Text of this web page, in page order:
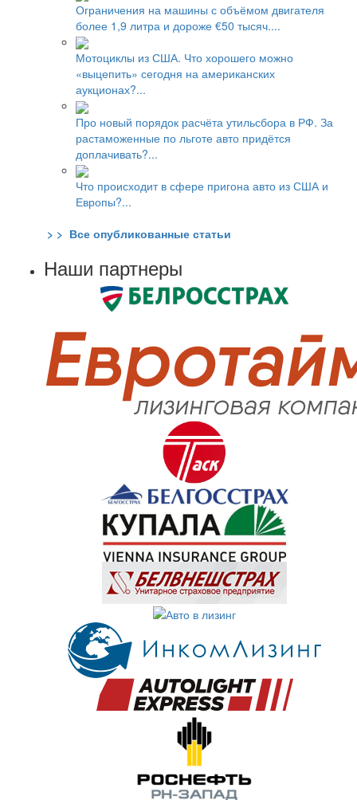
Ограничения на машины с объёмом двигателя
более 1,9 литра и дороже €50 тысяч....
Мотоциклы из США. Что хорошего можно
«выцепить» сегодня на американских
аукционах?...
Про новый порядок расчёта утильсбора в РФ. За
растаможенные по льготе авто придётся
доплачивать?...
Что происходит в сфере пригона авто из США и
Европы?...
> > Все опубликованные статьи
Наши партнеры